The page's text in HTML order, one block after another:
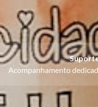
Acompanhamento